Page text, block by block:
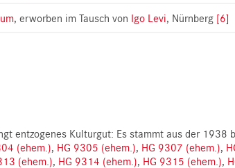
, erworben im Tausch von Igo Levi, Nürnberg [6]
entzogenes Kulturgut: Es stammt aus der 1938
(ehem.), HG 9305 (ehem.), HG 9307 (ehem.),
(ehem.), HG 9314 (ehem.), HG 9315 (ehem.),